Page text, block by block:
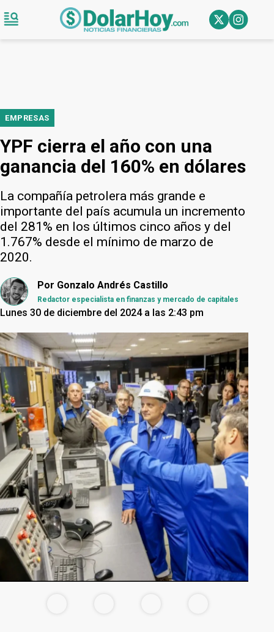
EMPRESAS
YPF cierra el año con una
ganancia del 160% en dólares
La compañía petrolera más grande e
importante del país acumula un incremento
del 281% en los últimos cinco años y del
1.767% desde el mínimo de marzo de
2020.
Por Gonzalo Andrés Castillo
Redactor especialista en finanzas y mercado de capitales
Lunes 30 de diciembre del 2024 a las 2:43 pm